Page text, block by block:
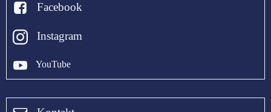
Facebook
Instagram
YouTube